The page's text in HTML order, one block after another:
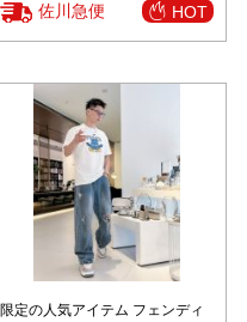
佐川急便 HOT
限定の人気アイテム フェンディ